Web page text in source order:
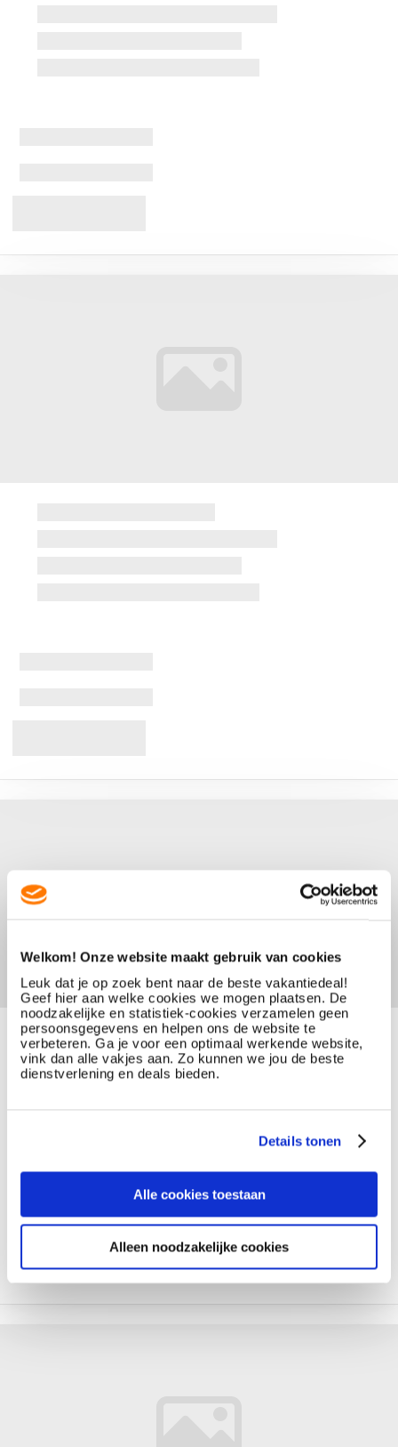
Welkom! Onze website maakt gebruik van cookies
Leuk dat je op zoek bent naar de beste vakantiedeal!
Geef hier aan welke cookies we mogen plaatsen. De
noodzakelijke en statistiek-cookies verzamelen geen
persoonsgegevens en helpen ons de website te
verbeteren. Ga je voor een optimaal werkende website,
vink dan alle vakjes aan. Zo kunnen we jou de beste
dienstverlening en deals bieden.
Details tonen
Alle cookies toestaan
Alleen noodzakelijke cookies